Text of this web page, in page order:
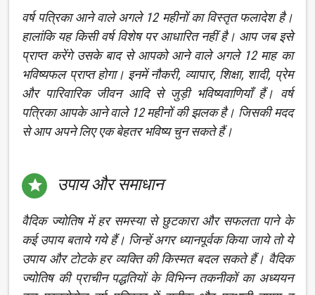
वर्ष पत्रिका आने वाले अगले 12 महीनों का विस्तृत फलादेश है।
हालांकि यह किसी वर्ष विशेष पर आधारित नहीं है। आप जब इसे
प्राप्त करेंगे उसके बाद से आपको आने वाले अगले 12 माह का
भविष्यफल प्राप्त होगा। इनमें नौकरी, व्यापार, शिक्षा, शादी, प्रेम
और पारिवारिक जीवन आदि से जुड़ी भविष्यवाणियाँ हैं। वर्ष
पत्रिका आपके आने वाले 12 महीनों की झलक है। जिसकी मदद
से आप अपने लिए एक बेहतर भविष्य चुन सकते हैं।
 उपाय और समाधान
वैदिक ज्योतिष में हर समस्या से छुटकारा और सफलता पाने के
कई उपाय बताये गये हैं। जिन्हें अगर ध्यानपूर्वक किया जाये तो ये
उपाय और टोटके हर व्यक्ति की किस्मत बदल सकते हैं। वैदिक
ज्योतिष की प्राचीन पद्धतियों के विभिन्न तकनीकों का अध्ययन